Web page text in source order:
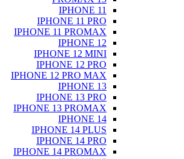
IPHONE 11
IPHONE 11 PRO
IPHONE 11 PROMAX
IPHONE 12
IPHONE 12 MINI
IPHONE 12 PRO
IPHONE 12 PRO MAX
IPHONE 13
IPHONE 13 PRO
IPHONE 13 PROMAX
IPHONE 14
IPHONE 14 PLUS
IPHONE 14 PRO
IPHONE 14 PROMAX